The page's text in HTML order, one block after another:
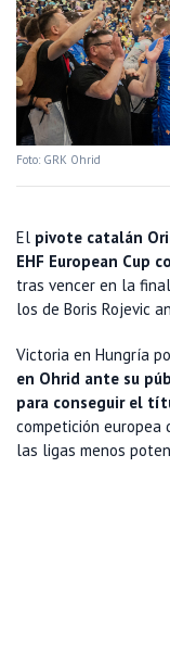
Foto: GRK Ohrid
El pivote catalán
EHF European Cup
tras vencer en la
los de Boris Rojevic
Victoria en Hungría
en Ohrid ante su
para conseguir el
competición europea
las ligas menos